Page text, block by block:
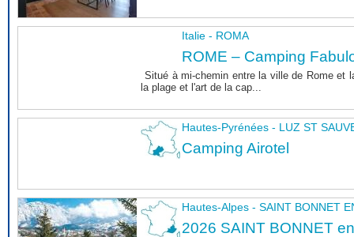
Italie - ROMA
ROME – Camping
Situé à mi-chemin entre la ville de Rome et
la plage et l'art de la cap...
Hautes-Pyrénées - LUZ ST
Camping Airotel
Hautes-Alpes - SAINT BONNET
2026 SAINT BONNET